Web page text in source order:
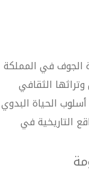
الجوف في المملكة
الثقافي
الحياة البدوي
التاريخية في